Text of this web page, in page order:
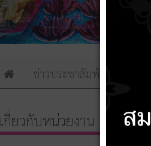
ข่าวประชาสัมพันธ์
เกี่ยวกับหน่วยงาน